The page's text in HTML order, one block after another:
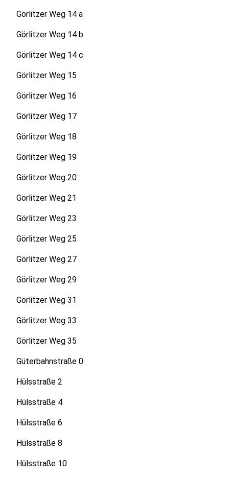
Görlitzer Weg 14 a
Görlitzer Weg 14 b
Görlitzer Weg 14 c
Görlitzer Weg 15
Görlitzer Weg 16
Görlitzer Weg 17
Görlitzer Weg 18
Görlitzer Weg 19
Görlitzer Weg 20
Görlitzer Weg 21
Görlitzer Weg 23
Görlitzer Weg 25
Görlitzer Weg 27
Görlitzer Weg 29
Görlitzer Weg 31
Görlitzer Weg 33
Görlitzer Weg 35
Güterbahnstraße 0
Hülsstraße 2
Hülsstraße 4
Hülsstraße 6
Hülsstraße 8
Hülsstraße 10